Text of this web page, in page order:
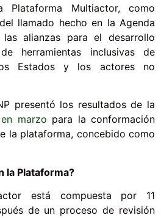
Multiactor, como
llamado hecho en la Agenda
alianzas para el desarrollo
herramientas inclusivas de
Estados y los actores no
presentó los resultados de la
marzo para la conformación
la plataforma, concebido como
la Plataforma?
está compuesta por 11
de un proceso de revisión